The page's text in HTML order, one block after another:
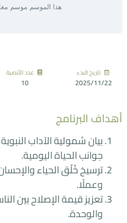
هذا الموسم موسم
تاريخ البدء
2025/11/22
عدد الأنصبة
10
أهداف البرنامج
بيان شمولية الآداب
جوانب الحياة اليومية.
ترسيخ خُلُق الحياء
وعملًا.
تعزيز قيمة الإصلاح بين
والوحدة.